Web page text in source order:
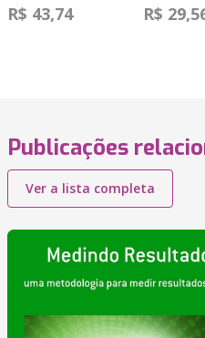
R$ 43,74 R$
Publicações
Ver a lista completa